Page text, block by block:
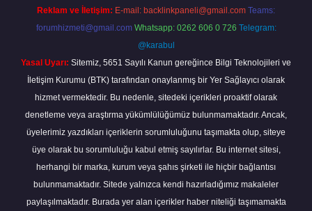
Reklam ve İletişim: E-mail: backlinkpaneli@gmail.com Teams:
forumhizmeti@gmail.com Whatsapp: 0262 606 0 726 Telegram:
@karabul
Yasal Uyarı: Sitemiz, 5651 Sayılı Kanun gereğince Bilgi Teknolojileri ve
İletişim Kurumu (BTK) tarafından onaylanmış bir Yer Sağlayıcı olarak
hizmet vermektedir. Bu nedenle, sitedeki içerikleri proaktif olarak
denetleme veya araştırma yükümlülüğümüz bulunmamaktadır. Ancak,
üyelerimiz yazdıkları içeriklerin sorumluluğunu taşımakta olup, siteye
üye olarak bu sorumluluğu kabul etmiş sayılırlar. Bu internet sitesi,
herhangi bir marka, kurum veya şahıs şirketi ile hiçbir bağlantısı
bulunmamaktadır. Sitede yalnızca kendi hazırladığımız makaleler
paylaşılmaktadır. Burada yer alan içerikler haber niteliği taşımamakta